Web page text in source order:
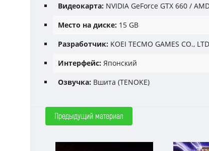
Видеокарта: NVIDIA GeForce GTX 660 /
Место на диске: 15 GB
Разработчик: KOEI TECMO GAMES CO.,
Интерфейс: Японский
Озвучка: Вшита (TENOKE)
Предыдущий материал